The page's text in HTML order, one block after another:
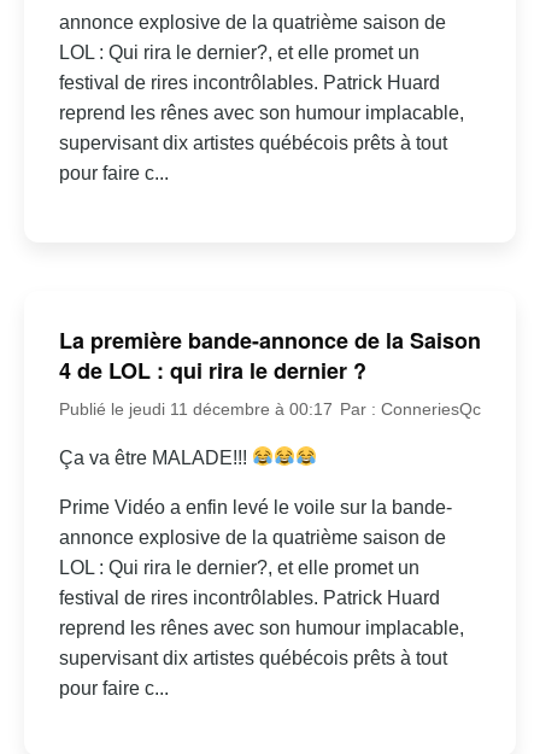
annonce explosive de la quatrième saison de
LOL : Qui rira le dernier?, et elle promet un
festival de rires incontrôlables. Patrick Huard
reprend les rênes avec son humour implacable,
supervisant dix artistes québécois prêts à tout
pour faire c...
La première bande-annonce de la Saison
4 de LOL : qui rira le dernier ?
Publié le jeudi 11 décembre à 00:17 Par : ConneriesQc
Ça va être MALADE!!!
Prime Vidéo a enfin levé le voile sur la bande-
annonce explosive de la quatrième saison de
LOL : Qui rira le dernier?, et elle promet un
festival de rires incontrôlables. Patrick Huard
reprend les rênes avec son humour implacable,
supervisant dix artistes québécois prêts à tout
pour faire c...